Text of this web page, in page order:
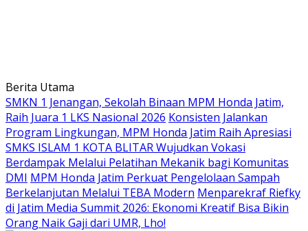
Langsung
ke
konten
Berita Utama
SMKN 1 Jenangan, Sekolah Binaan MPM Honda Jatim,
Raih Juara 1 LKS Nasional 2026 Konsisten Jalankan
Program Lingkungan, MPM Honda Jatim Raih Apresiasi
SMKS ISLAM 1 KOTA BLITAR Wujudkan Vokasi
Berdampak Melalui Pelatihan Mekanik bagi Komunitas
DMI MPM Honda Jatim Perkuat Pengelolaan Sampah
Berkelanjutan Melalui TEBA Modern Menparekraf Riefky
di Jatim Media Summit 2026: Ekonomi Kreatif Bisa Bikin
Orang Naik Gaji dari UMR, Lho!